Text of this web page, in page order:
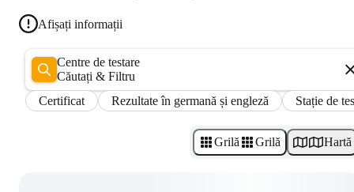
Afișați informații
Centre de testare
Căutați & Filtru
Certificat
Rezultate în germană și engleză Stație de
Grilă Grilă Hartă